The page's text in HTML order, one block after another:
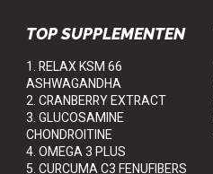
TOP SUPPLEMENTEN
1. RELAX KSM 66
ASHWAGANDHA
2. CRANBERRY EXTRACT
3. GLUCOSAMINE
CHONDROITINE
4. OMEGA 3 PLUS
5. CURCUMA C3 FENUFIBERS